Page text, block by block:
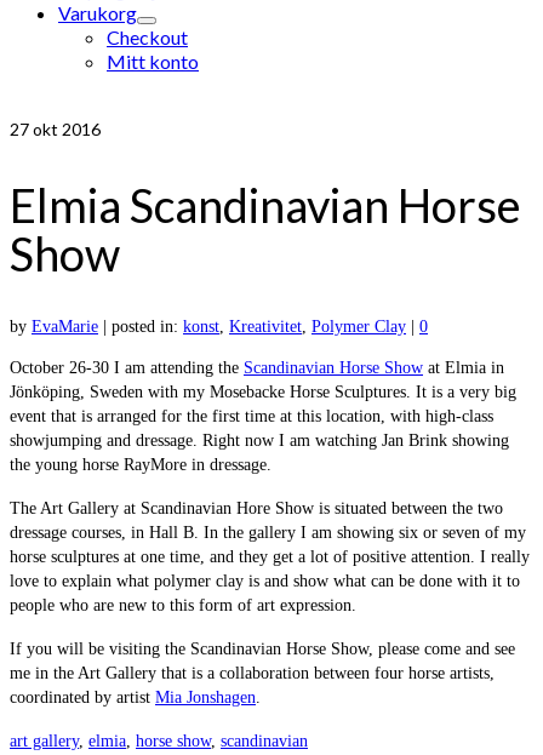
Varukorg
Checkout
Mitt konto
27okt 2016
Elmia Scandinavian Horse
Show
by EvaMarie posted in: konst, Kreativitet, Polymer Clay 0
October 26-30 I am attending the Scandinavian Horse Show at Elmia in
Jönköping, Sweden with my Mosebacke Horse Sculptures. It is a very big
event that is arranged for the first time at this location, with high-class
showjumping and dressage. Right now I am watching Jan Brink showing
the young horse RayMore in dressage.
The Art Gallery at Scandinavian Hore Show is situated between the two
dressage courses, in Hall B. In the gallery I am showing six or seven of my
horse sculptures at one time, and they get a lot of positive attention. I really
love to explain what polymer clay is and show what can be done with it to
people who are new to this form of art expression.
If you will be visiting the Scandinavian Horse Show, please come and see
me in the Art Gallery that is a collaboration between four horse artists,
coordinated by artist Mia Jonshagen.
art gallery, elmia, horse show, scandinavian